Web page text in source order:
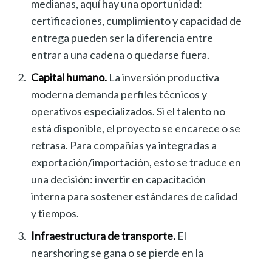
medianas, aquí hay una oportunidad:
certificaciones, cumplimiento y capacidad de
entrega pueden ser la diferencia entre
entrar a una cadena o quedarse fuera.
Capital humano. La inversión productiva
moderna demanda perfiles técnicos y
operativos especializados. Si el talento no
está disponible, el proyecto se encarece o se
retrasa. Para compañías ya integradas a
exportación/importación, esto se traduce en
una decisión: invertir en capacitación
interna para sostener estándares de calidad
y tiempos.
Infraestructura de transporte. El
nearshoring se gana o se pierde en la